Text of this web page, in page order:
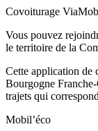
Covoiturage
Vous pouvez
le territoire de la
Cette application de
Bourgogne
trajets qui
Mobil’éco